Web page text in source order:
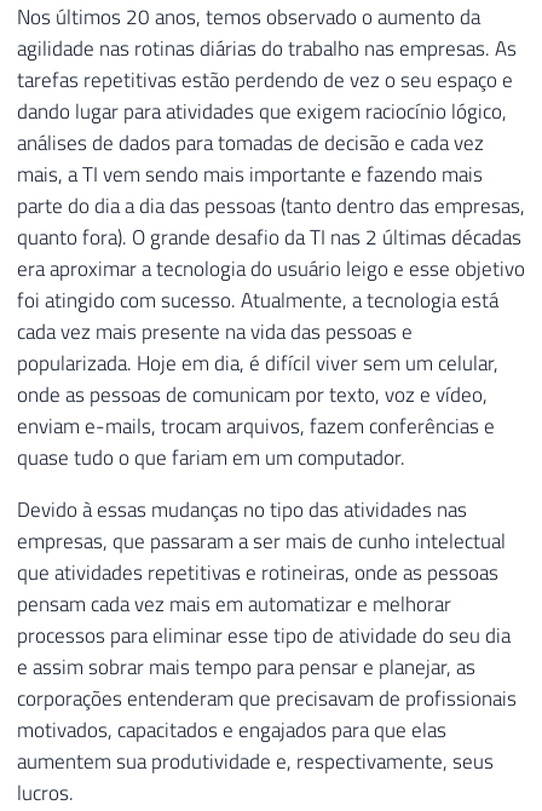
Nos últimos 20 anos, temos observado o aumento da
agilidade nas rotinas diárias do trabalho nas empresas. As
tarefas repetitivas estão perdendo de vez o seu espaço e
dando lugar para atividades que exigem raciocínio lógico,
análises de dados para tomadas de decisão e cada vez
mais, a TI vem sendo mais importante e fazendo mais
parte do dia a dia das pessoas (tanto dentro das empresas,
quanto fora). O grande desafio da TI nas 2 últimas décadas
era aproximar a tecnologia do usuário leigo e esse objetivo
foi atingido com sucesso. Atualmente, a tecnologia está
cada vez mais presente na vida das pessoas e
popularizada. Hoje em dia, é difícil viver sem um celular,
onde as pessoas de comunicam por texto, voz e vídeo,
enviam e-mails, trocam arquivos, fazem conferências e
quase tudo o que fariam em um computador.
Devido à essas mudanças no tipo das atividades nas
empresas, que passaram a ser mais de cunho intelectual
que atividades repetitivas e rotineiras, onde as pessoas
pensam cada vez mais em automatizar e melhorar
processos para eliminar esse tipo de atividade do seu dia
e assim sobrar mais tempo para pensar e planejar, as
corporações entenderam que precisavam de profissionais
motivados, capacitados e engajados para que elas
aumentem sua produtividade e, respectivamente, seus
lucros.